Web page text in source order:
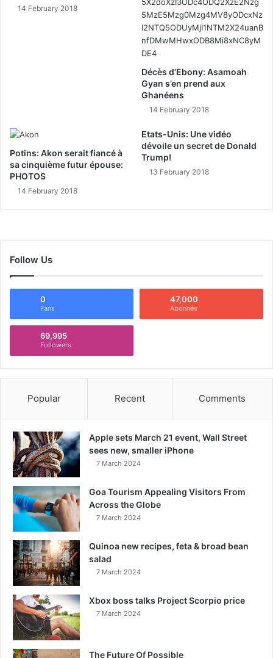
14 February 2018
Décès d’Ebony: Asamoah
Gyan s’en prend aux
Ghanéens
14 February 2018
Potins: Akon serait fiancé à
sa cinquième futur épouse:
PHOTOS
14 February 2018
Etats-Unis: Une vidéo
dévoile un secret de Donald
Trump!
13 February 2018
Follow Us
0
Fans
47,000
Abonnés
69,995
Followers
Popular Recent Comments
Apple sets March 21 event, Wall Street
sees new, smaller iPhone
7 March 2024
Goa Tourism Appealing Visitors From
Across the Globe
7 March 2024
Quinoa new recipes, feta & broad bean
salad
7 March 2024
Xbox boss talks Project Scorpio price
7 March 2024
The Future Of Possible